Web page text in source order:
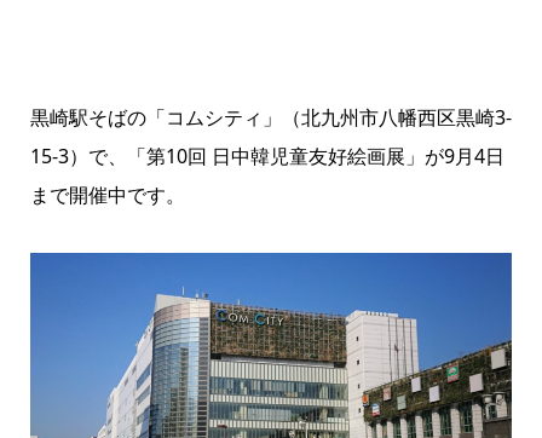
黒崎駅そばの「コムシティ」（北九州市八幡西区黒崎3-
15-3）で、「第10回 日中韓児童友好絵画展」が9月4日
まで開催中です。